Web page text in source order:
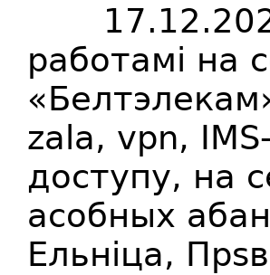
работамі на
zala, vpn,
доступу, на
асобных
Ельнiца, Прs